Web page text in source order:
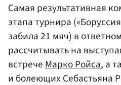
Самая результативная
этапа турнира
забила 21 мяч) в
рассчитывать на
встрече Марко Ройса, а
и болеющих Себастьяна